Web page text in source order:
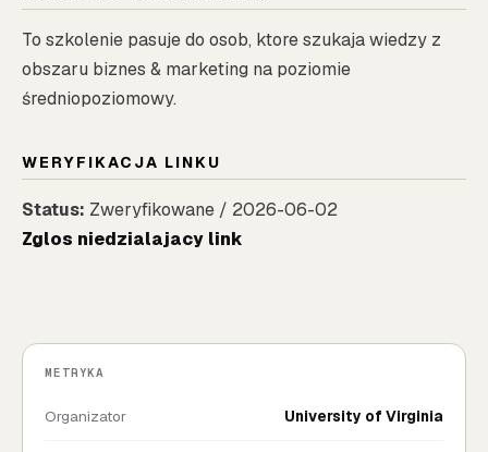
To szkolenie pasuje do osob, ktore szukaja wiedzy z
obszaru biznes & marketing na poziomie
średniopoziomowy.
WERYFIKACJA LINKU
Status: Zweryfikowane / 2026-06-02
Zglos niedzialajacy link
METRYKA
Organizator University of Virginia